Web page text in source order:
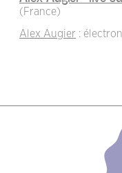
(France)
Alex Augier :